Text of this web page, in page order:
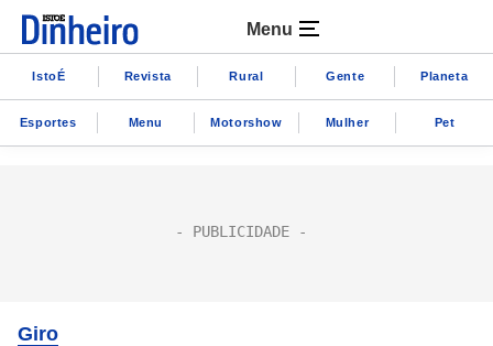
Menu
IstoÉ Revista Rural Gente Planeta
Esportes Menu Motorshow Mulher Pet
Giro